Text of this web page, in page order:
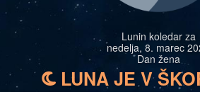
Lunin koledar za
nedelja, 8. marec
Dan žena
b LUNA JE V